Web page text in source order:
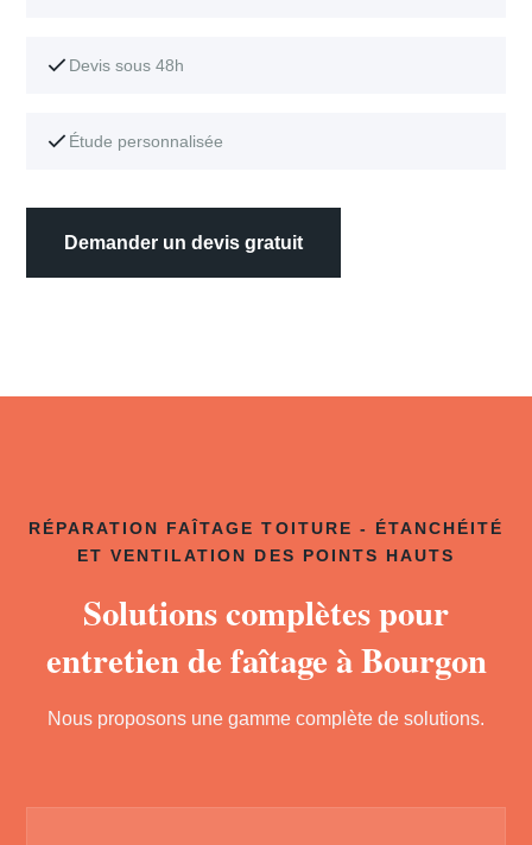
Devis sous 48h
Étude personnalisée
Demander un devis gratuit
RÉPARATION FAÎTAGE TOITURE - ÉTANCHÉITÉ
ET VENTILATION DES POINTS HAUTS
Solutions complètes pour
entretien de faîtage à Bourgon
Nous proposons une gamme complète de solutions.